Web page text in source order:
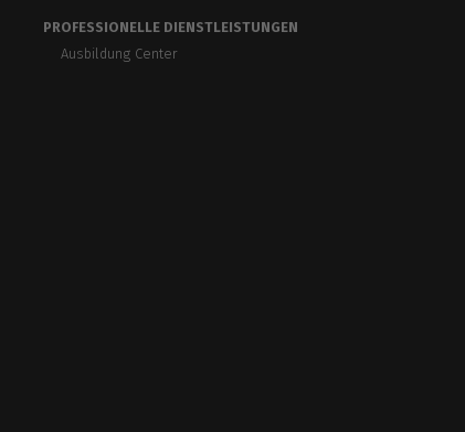
PROFESSIONELLE DIENSTLEISTUNGEN
Ausbildung Center